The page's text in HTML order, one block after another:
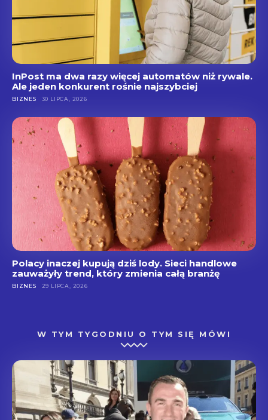
InPost ma dwa razy więcej automatów niż rywale.
Ale jeden konkurent rośnie najszybciej
BIZNES 30 LIPCA, 2026
Polacy inaczej kupują dziś lody. Sieci handlowe
zauważyły trend, który zmienia całą branżę
BIZNES 29 LIPCA, 2026
W TYM TYGODNIU O TYM SIĘ MÓWI